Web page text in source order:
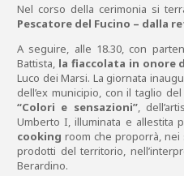
Nel corso della cerimonia si
Pescatore del Fucino – dalla
A seguire, alle 18.30, con
Battista, la fiaccolata in onore
Luco dei Marsi. La giornata
dell’ex municipio, con il taglio
“Colori e sensazioni”,
Umberto I, illuminata e allestita
cooking room che proporrà,
prodotti del territorio,
Berardino.